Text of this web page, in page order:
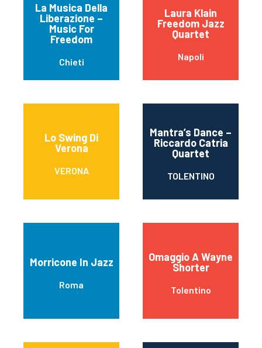
La Musica Della
Liberazione –
Music For
Freedom
Chieti
Laura Klain
Freedom Jazz
Quartet
Napoli
Lo Swing Di
Verona
VERONA
Mantra’s Dance –
Riccardo Catria
Quartet
TOLENTINO
Morricone In Jazz
Roma
Omaggio A Wayne
Shorter
Tolentino